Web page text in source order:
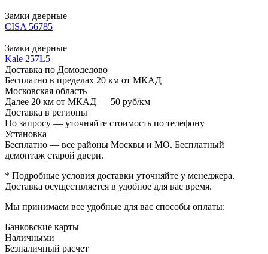
Замки дверные
CISA 56785
Замки дверные
Kale 257L5
Доставка по Домодедово
Бесплатно в пределах 20 км от МКАД
Московская область
Далее 20 км от МКАД — 50 руб/км
Доставка в регионы
По запросу — уточняйте стоимость по телефону
Установка
Бесплатно — все районы Москвы и МО. Бесплатный
демонтаж старой двери.
* Подробные условия доставки уточняйте у менеджера.
Доставка осуществляется в удобное для вас время.
Мы принимаем все удобные для вас способы оплаты:
Банковские карты
Наличными
Безналичный расчет